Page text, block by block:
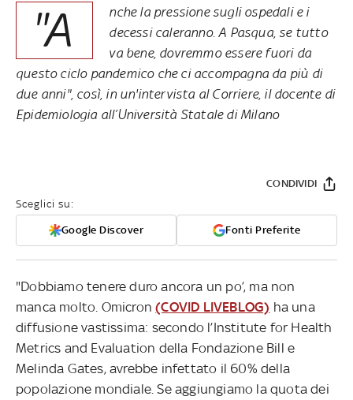
"A
nche la pressione sugli ospedali e i
decessi caleranno. A Pasqua, se tutto
va bene, dovremmo essere fuori da
questo ciclo pandemico che ci accompagna da più di
due anni", così, in un'intervista al Corriere, il docente di
Epidemiologia all’Università Statale di Milano
Sceglici su:
Google Discover Fonti Preferite
CONDIVIDI
"Dobbiamo tenere duro ancora un po’, ma non
manca molto. Omicron(COVID LIVEBLOG) ha una
diffusione vastissima: secondo l’Institute for Health
Metrics and Evaluation della Fondazione Bill e
Melinda Gates, avrebbe infettato il 60% della
popolazione mondiale. Se aggiungiamo la quota dei